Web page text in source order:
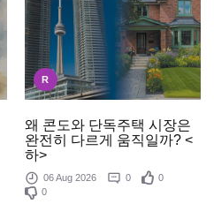
R
왜 콘도와 단독주택 시장은
완전히 다르게 움직일까? <
하>
06 Aug 2026 0
0
0